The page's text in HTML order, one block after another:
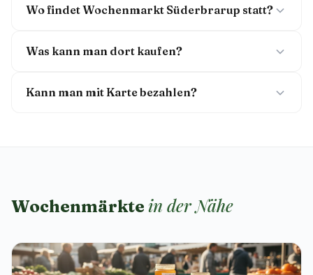
Wo findet Wochenmarkt Süderbrarup statt?
Was kann man dort kaufen?
Kann man mit Karte bezahlen?
Wochenmärkte in der Nähe